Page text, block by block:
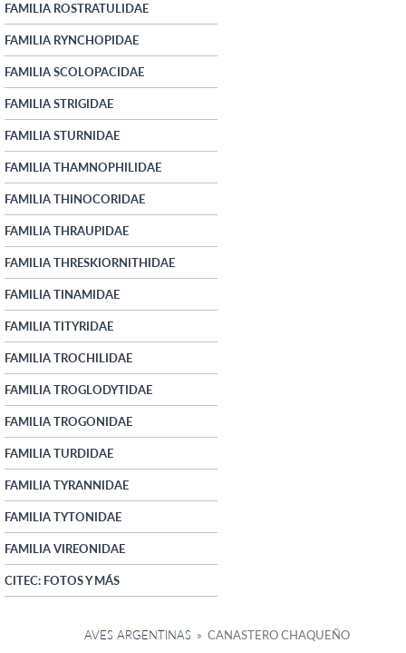
FAMILIA ROSTRATULIDAE
FAMILIA RYNCHOPIDAE
FAMILIA SCOLOPACIDAE
FAMILIA STRIGIDAE
FAMILIA STURNIDAE
FAMILIA THAMNOPHILIDAE
FAMILIA THINOCORIDAE
FAMILIA THRAUPIDAE
FAMILIA THRESKIORNITHIDAE
FAMILIA TINAMIDAE
FAMILIA TITYRIDAE
FAMILIA TROCHILIDAE
FAMILIA TROGLODYTIDAE
FAMILIA TROGONIDAE
FAMILIA TURDIDAE
FAMILIA TYRANNIDAE
FAMILIA TYTONIDAE
FAMILIA VIREONIDAE
CITEC: FOTOS Y MÁS
AVES ARGENTINAS » CANASTERO CHAQUEÑO